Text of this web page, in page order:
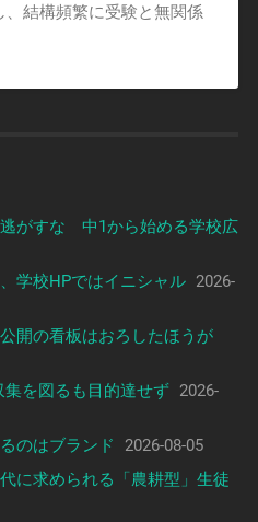
結構頻繁に受験と無関係
がすな 中1から始める学校広
学校HPではイニシャル 2026-
開の看板はおろしたほうが
を図るも目的達せず 2026-
のはブランド
2026-08-05
に求められる「農耕型」生徒